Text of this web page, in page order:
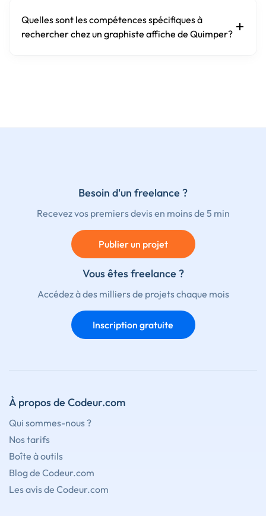
Quelles sont les compétences spécifiques à
rechercher chez un graphiste affiche de Quimper?
Besoin d'un freelance ?
Recevez vos premiers devis en moins de 5 min
Publier un projet
Vous êtes freelance ?
Accédez à des milliers de projets chaque mois
Inscription gratuite
À propos de Codeur.com
Qui sommes-nous ?
Nos tarifs
Boîte à outils
Blog de Codeur.com
Les avis de Codeur.com